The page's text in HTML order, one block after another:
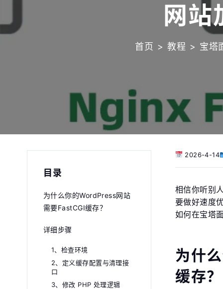
网
首页 > 教程 > 宝塔
目录
为什么你的WordPress网站
需要FastCGI缓存？
详细步骤
1、检查环境
2、定义缓存配置与清理接
口
3、修改 PHP 处理逻辑
2026-4-14
相信你听别
要做好速度
如何在宝塔
为什
缓存？